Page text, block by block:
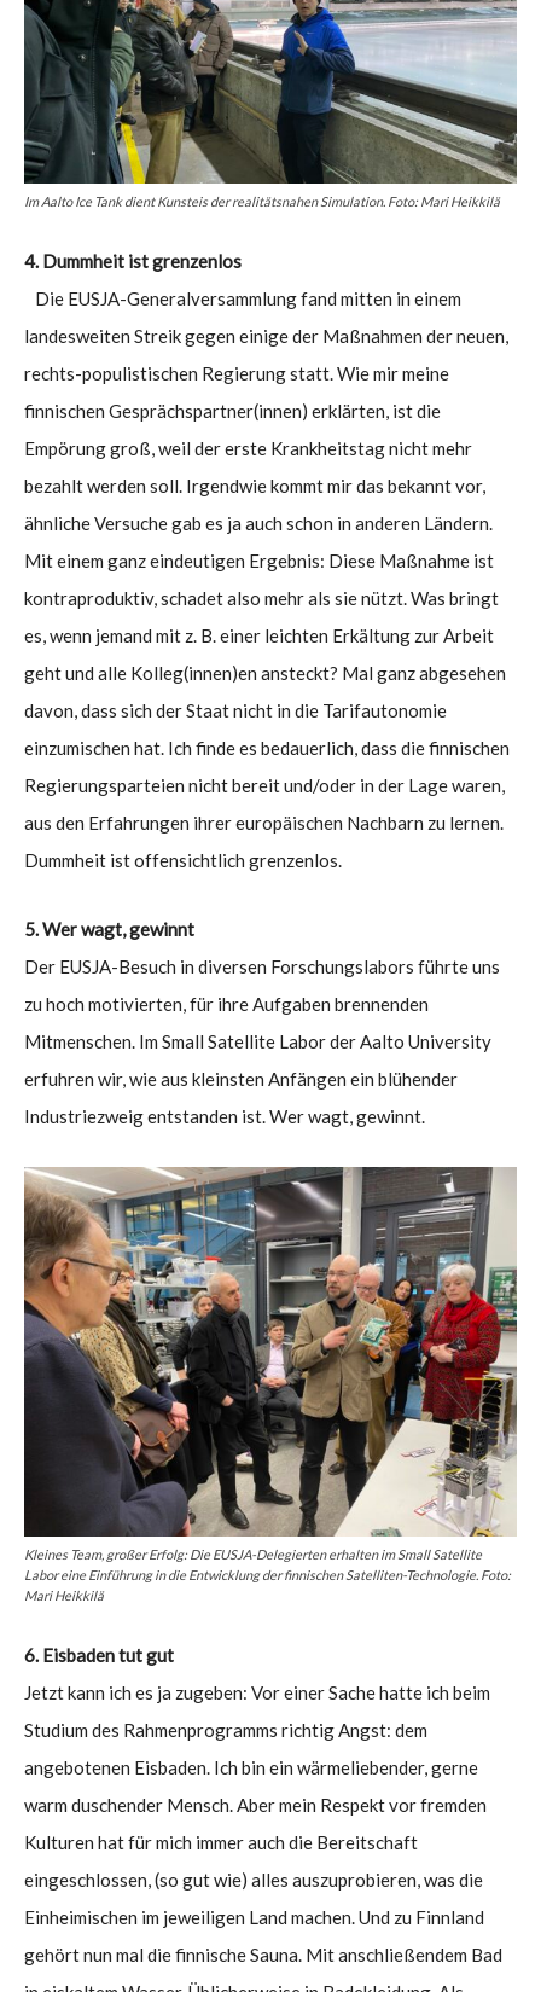
Im Aalto Ice Tank dient Kunsteis der realitätsnahen Simulation. Foto: Mari Heikkilä
4. Dummheit ist grenzenlos
Die EUSJA-Generalversammlung fand mitten in einem
landesweiten Streik gegen einige der Maßnahmen der neuen,
rechts-populistischen Regierung statt. Wie mir meine
finnischen Gesprächspartner(innen) erklärten, ist die
Empörung groß, weil der erste Krankheitstag nicht mehr
bezahlt werden soll. Irgendwie kommt mir das bekannt vor,
ähnliche Versuche gab es ja auch schon in anderen Ländern.
Mit einem ganz eindeutigen Ergebnis: Diese Maßnahme ist
kontraproduktiv, schadet also mehr als sie nützt. Was bringt
es, wenn jemand mit z. B. einer leichten Erkältung zur Arbeit
geht und alle Kolleg(innen)en ansteckt? Mal ganz abgesehen
davon, dass sich der Staat nicht in die Tarifautonomie
einzumischen hat. Ich finde es bedauerlich, dass die finnischen
Regierungsparteien nicht bereit und/oder in der Lage waren,
aus den Erfahrungen ihrer europäischen Nachbarn zu lernen.
Dummheit ist offensichtlich grenzenlos.
5. Wer wagt, gewinnt
Der EUSJA-Besuch in diversen Forschungslabors führte uns
zu hoch motivierten, für ihre Aufgaben brennenden
Mitmenschen. Im Small Satellite Labor der Aalto University
erfuhren wir, wie aus kleinsten Anfängen ein blühender
Industriezweig entstanden ist. Wer wagt, gewinnt.
Kleines Team, großer Erfolg: Die EUSJA-Delegierten erhalten im Small Satellite
Labor eine Einführung in die Entwicklung der finnischen Satelliten-Technologie. Foto:
Mari Heikkilä
6. Eisbaden tut gut
Jetzt kann ich es ja zugeben: Vor einer Sache hatte ich beim
Studium des Rahmenprogramms richtig Angst: dem
angebotenen Eisbaden. Ich bin ein wärmeliebender, gerne
warm duschender Mensch. Aber mein Respekt vor fremden
Kulturen hat für mich immer auch die Bereitschaft
eingeschlossen, (so gut wie) alles auszuprobieren, was die
Einheimischen im jeweiligen Land machen. Und zu Finnland
gehört nun mal die finnische Sauna. Mit anschließendem Bad